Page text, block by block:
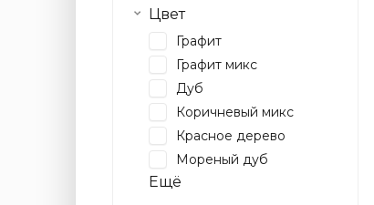
Цвет
Графит
Графит микс
Дуб
Коричневый микс
Красное дерево
Мореный дуб
Ещё